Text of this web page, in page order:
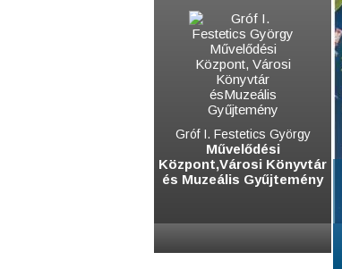
Gróf I. Festetics György
Művelődési
Központ,Városi Könyvtár
és Muzeális Gyűjtemény